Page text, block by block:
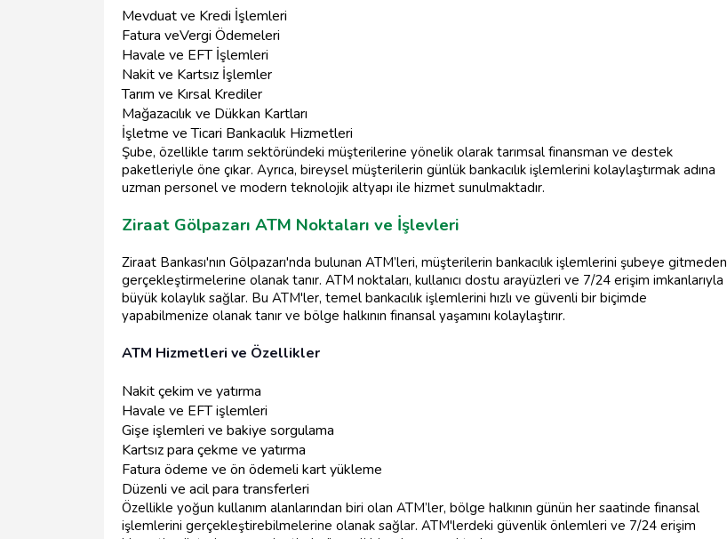
Mevduat ve Kredi İşlemleri
Fatura veVergi Ödemeleri
Havale ve EFT İşlemleri
Nakit ve Kartsız İşlemler
Tarım ve Kırsal Krediler
Mağazacılık ve Dükkan Kartları
İşletme ve Ticari Bankacılık Hizmetleri
Şube, özellikle tarım sektöründeki müşterilerine yönelik olarak tarımsal finansman ve destek
paketleriyle öne çıkar. Ayrıca, bireysel müşterilerin günlük bankacılık işlemlerini kolaylaştırmak adına
uzman personel ve modern teknolojik altyapı ile hizmet sunulmaktadır.
Ziraat Gölpazarı ATM Noktaları ve İşlevleri
Ziraat Bankası'nın Gölpazarı'nda bulunan ATM’leri, müşterilerin bankacılık işlemlerini şubeye gitmeden
gerçekleştirmelerine olanak tanır. ATM noktaları, kullanıcı dostu arayüzleri ve 7/24 erişim imkanlarıyla
büyük kolaylık sağlar. Bu ATM'ler, temel bankacılık işlemlerini hızlı ve güvenli bir biçimde
yapabilmenize olanak tanır ve bölge halkının finansal yaşamını kolaylaştırır.
ATM Hizmetleri ve Özellikler
Nakit çekim ve yatırma
Havale ve EFT işlemleri
Gişe işlemleri ve bakiye sorgulama
Kartsız para çekme ve yatırma
Fatura ödeme ve ön ödemeli kart yükleme
Düzenli ve acil para transferleri
Özellikle yoğun kullanım alanlarından biri olan ATM’ler, bölge halkının günün her saatinde finansal
işlemlerini gerçekleştirebilmelerine olanak sağlar. ATM'lerdeki güvenlik önlemleri ve 7/24 erişim